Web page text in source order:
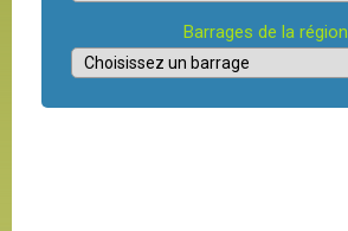
Barrages de la région